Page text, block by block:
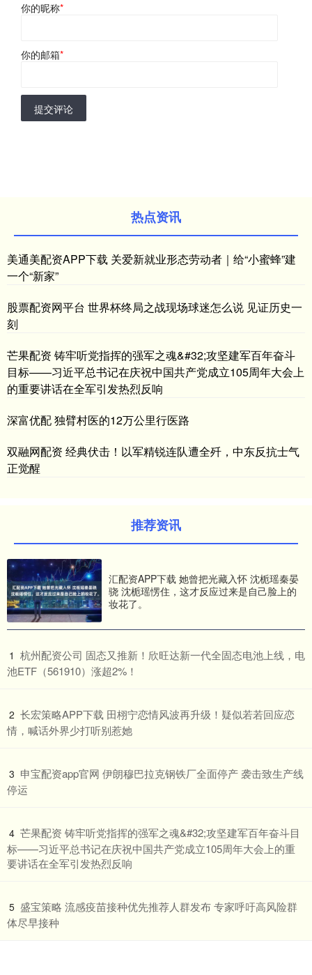
你的昵称*
你的邮箱*
提交评论
热点资讯
美通美配资APP下载 关爱新就业形态劳动者｜给“小蜜蜂”建
一个“新家”
股票配资网平台 世界杯终局之战现场球迷怎么说 见证历史一
刻
芒果配资 铸牢听党指挥的强军之魂&#32;攻坚建军百年奋斗
目标——习近平总书记在庆祝中国共产党成立105周年大会上
的重要讲话在全军引发热烈反响
深富优配 独臂村医的12万公里行医路
双融网配资 经典伏击！以军精锐连队遭全歼，中东反抗士气
正觉醒
推荐资讯
汇配资APP下载 她曾把光藏入怀 沈栀瑶秦晏
骁 沈栀瑶愣住，这才反应过来是自己脸上的
妆花了。
1 ​杭州配资公司 固态又推新！欣旺达新一代全固态电池上线，电
池ETF（561910）涨超2%！
2 ​长宏策略APP下载 田栩宁恋情风波再升级！疑似若若回应恋
情，喊话外界少打听别惹她
3 ​申宝配资app官网 伊朗穆巴拉克钢铁厂全面停产 袭击致生产线
停运
4 ​芒果配资 铸牢听党指挥的强军之魂&#32;攻坚建军百年奋斗目
标——习近平总书记在庆祝中国共产党成立105周年大会上的重
要讲话在全军引发热烈反响
5 ​盛宝策略 流感疫苗接种优先推荐人群发布 专家呼吁高风险群
体尽早接种